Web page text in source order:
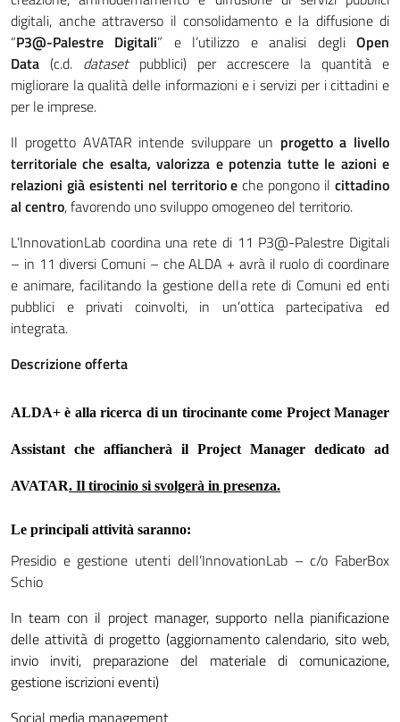
digitali, anche attraverso il consolidamento e la diffusione di
“P3@-Palestre Digitali” e l’utilizzo e analisi degliOpen
Data (c.d. datasetpubblici) per accrescere la quantità e
migliorare la qualità delle informazioni e i servizi per i cittadini e
per le imprese.
Il progetto AVATAR intende sviluppare un progetto a livello
territoriale che esalta, valorizza e potenzia tutte le azioni e
relazioni già esistenti nel territorio e che pongono ilcittadino
al centro, favorendo uno sviluppo omogeneo del territorio.
L’InnovationLab coordina una rete di 11 P3@-Palestre Digitali
– in 11 diversi Comuni – che ALDA + avrà il ruolo di coordinare
e animare, facilitando la gestione della rete di Comuni ed enti
pubblici e privati coinvolti, in un’ottica partecipativa ed
integrata.
Descrizione offerta
ALDA+ è alla ricerca di un tirocinante come Project Manager
Assistant che affiancherà il Project Manager dedicato ad
AVATAR. Il tirocinio si svolgerà in presenza.
Le principali attività saranno:
Presidio e gestione utenti dell’InnovationLab – c/o FaberBox
Schio
In team con il project manager, supporto nella pianificazione
delle attività di progetto (aggiornamento calendario, sito web,
invio inviti, preparazione del materiale di comunicazione,
gestione iscrizioni eventi)
Social media management